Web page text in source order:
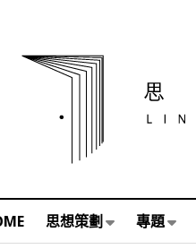
思想策劃 專題